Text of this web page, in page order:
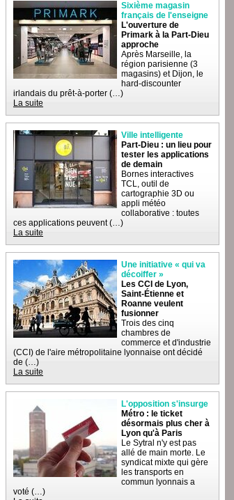
Sixième magasin
français de l'enseigne
L'ouverture de
Primark à la Part-Dieu
approche
Après Marseille, la
région parisienne (3
magasins) et Dijon, le
hard-discounter
irlandais du prêt-à-porter (…)
La suite
Ville intelligente
Part-Dieu : un lieu pour
tester les applications
de demain
Bornes interactives
TCL, outil de
cartographie 3D ou
appli météo
collaborative : toutes
ces applications peuvent (…)
La suite
Une initiative « qui va
décoiffer »
Les CCI de Lyon,
Saint-Étienne et
Roanne veulent
fusionner
Trois des cinq
chambres de
commerce et d'industrie
(CCI) de l'aire métropolitaine lyonnaise ont décidé
de (…)
La suite
L'opposition s'insurge
Métro : le ticket
désormais plus cher à
Lyon qu'à Paris
Le Sytral n'y est pas
allé de main morte. Le
syndicat mixte qui gère
les transports en
commun lyonnais a
voté (…)